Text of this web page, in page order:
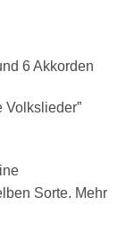
6 Akkorden
Volkslieder”
Sorte. Mehr